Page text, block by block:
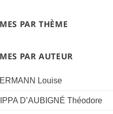
PAR THÈME
PAR AUTEUR
Louise
D’AUBIGNÉ Théodore